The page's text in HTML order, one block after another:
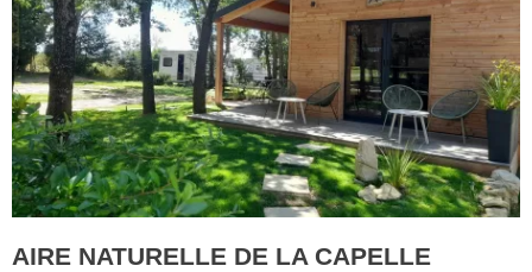
AIRE NATURELLE DE LA CAPELLE